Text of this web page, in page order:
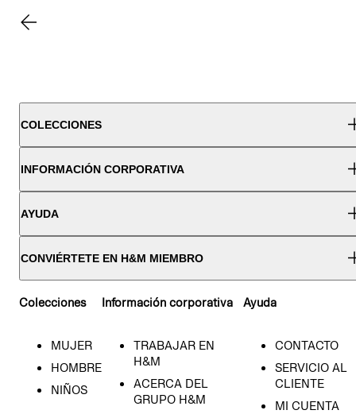
COLECCIONES
INFORMACIÓN CORPORATIVA
AYUDA
CONVIÉRTETE EN H&M MIEMBRO
Colecciones
MUJER
HOMBRE
NIÑOS
Información corporativa
TRABAJAR EN
H&M
ACERCA DEL
GRUPO H&M
Ayuda
CONTACTO
SERVICIO AL
CLIENTE
MI CUENTA